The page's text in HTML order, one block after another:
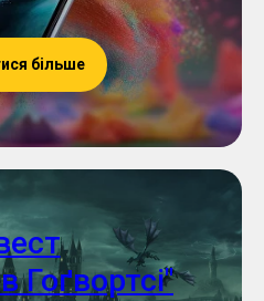
більше
Гоґвортсі"